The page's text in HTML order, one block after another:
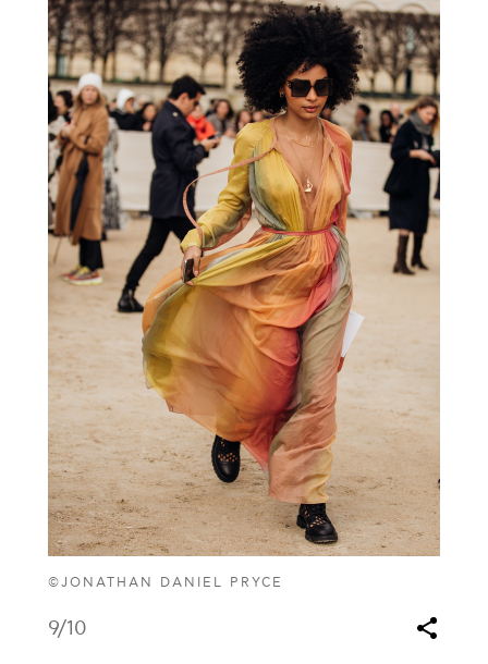
©JONATHAN DANIEL PRYCE
9/10